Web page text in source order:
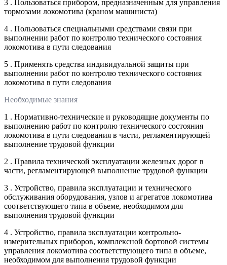
3 . Пользоваться прибором, предназначенным для управления
тормозами локомотива (краном машиниста)
4 . Пользоваться специальными средствами связи при
выполнении работ по контролю технического состояния
локомотива в пути следования
5 . Применять средства индивидуальной защиты при
выполнении работ по контролю технического состояния
локомотива в пути следования
Необходимые знания
1 . Нормативно-технические и руководящие документы по
выполнению работ по контролю технического состояния
локомотива в пути следования в части, регламентирующей
выполнение трудовой функции
2 . Правила технической эксплуатации железных дорог в
части, регламентирующей выполнение трудовой функции
3 . Устройство, правила эксплуатации и технического
обслуживания оборудования, узлов и агрегатов локомотива
соответствующего типа в объеме, необходимом для
выполнения трудовой функции
4 . Устройство, правила эксплуатации контрольно-
измерительных приборов, комплексной бортовой системы
управления локомотива соответствующего типа в объеме,
необходимом для выполнения трудовой функции